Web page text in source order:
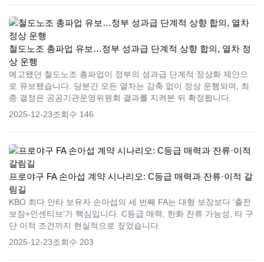
철도노조 총파업 유보…정부 성과급 단계적 상향 합의, 열차 정
상 운행
예고됐던 철도노조 총파업이 정부의 성과급 단계적 정상화 제안으
로 유보됐습니다. 당분간 모든 열차는 감축 없이 정상 운행되며, 최
종 결정은 공공기관운영위원회 결과를 지켜본 뒤 확정됩니다.
2025-12-23조회수 146
프로야구 FA 손아섭 계약 시나리오: C등급 매력과 잔류·이적 갈
림길
KBO 최다 안타 보유자 손아섭의 세 번째 FA는 대형 보장보다 ‘출전
보장+인센티브’가 핵심입니다. C등급 매력, 한화 잔류 가능성, 타 구
단 이적 조건까지 현실적으로 짚었습니다.
2025-12-23조회수 203